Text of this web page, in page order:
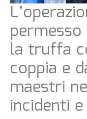
la truffa
coppia e
maestri
incidenti